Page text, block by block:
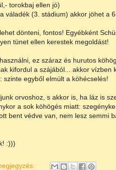
torokbaj ellen jó)
váladék (3. stádium) akkor jöhet a
dönteni, fontos! Egyébként
tünet ellen kerestek megoldást!
ez száraz és hurutos
kifordul a szájából... akkor vízben
egyből elmúlt a köhécselés!
orvoshoz, s akkor is, ha láz is
a sok köhögés miatt:
bent védve van, nem lesz semmi
:)))